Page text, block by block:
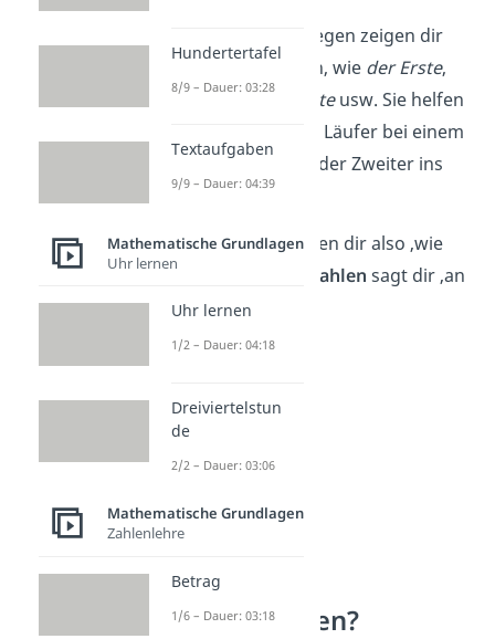
dagegen zeigen dir
an, wie der Erste,
der Zweite,der Dritteusw. Sie helfen
dir zu sagen, ob ein Läufer bei einem
Rennen als Erster oder Zweiter ins
Ziel kam.
Kardinalzahlensagen dir also ‚wie
viele‘, und
Ordinalzahlen sagt dir ‚an
welcher Stelle‘.
Was sind
Kardinalzahlen?
Hundertertafel
8/9 – Dauer: 03:28
Textaufgaben
9/9 – Dauer: 04:39
Mathematische Grundlagen
Uhr lernen
Uhr lernen
1/2 – Dauer: 04:18
Dreiviertelstun
de
2/2 – Dauer: 03:06
Mathematische Grundlagen
Zahlenlehre
Betrag
1/6 – Dauer: 03:18